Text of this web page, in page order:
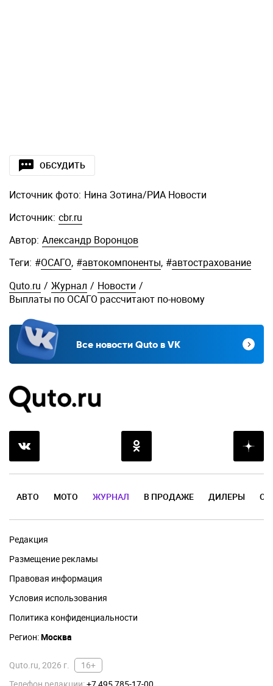
ОБСУДИТЬ
Источник фото: Нина Зотина/РИА Новости
Источник: cbr.ru
Автор: Александр Воронцов
Теги: #ОСАГО, #автокомпоненты, #автострахование
Quto.ru / Журнал / Новости /
Выплаты по ОСАГО рассчитают по-новому
Все новости Quto в VK
АВТО МОТО ЖУРНАЛ В ПРОДАЖЕ ДИЛЕРЫ
Редакция
Размещение рекламы
Правовая информация
Условия использования
Политика конфиденциальности
Регион:Москва
Quto.ru, 2026 г.
16+